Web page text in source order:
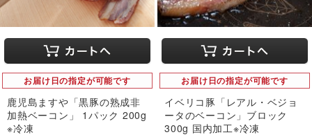
お届け日の指定が可能です
鹿児島ますや「黒豚の熟成非
加熱ベーコン」 1パック 200g
※冷凍
お届け日の指定が可能です
イベリコ豚「レアル・ベジョ
ータのベーコン」ブロック
300g 国内加工※冷凍